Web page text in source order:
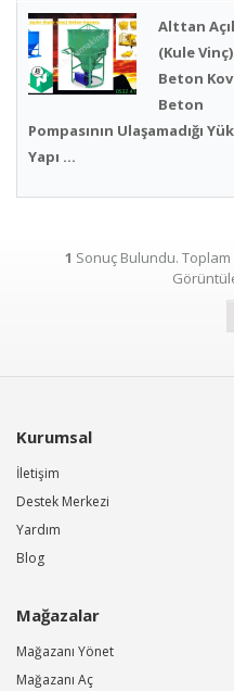
Alttan
(Kule Vinç)
Beton
Beton
Pompasının Ulaşamadığı
Yapı ...
1 Sonuç Bulundu. Toplam
Kurumsal
İletişim
Destek Merkezi
Yardım
Blog
Mağazalar
Mağazanı Yönet
Mağazanı Aç